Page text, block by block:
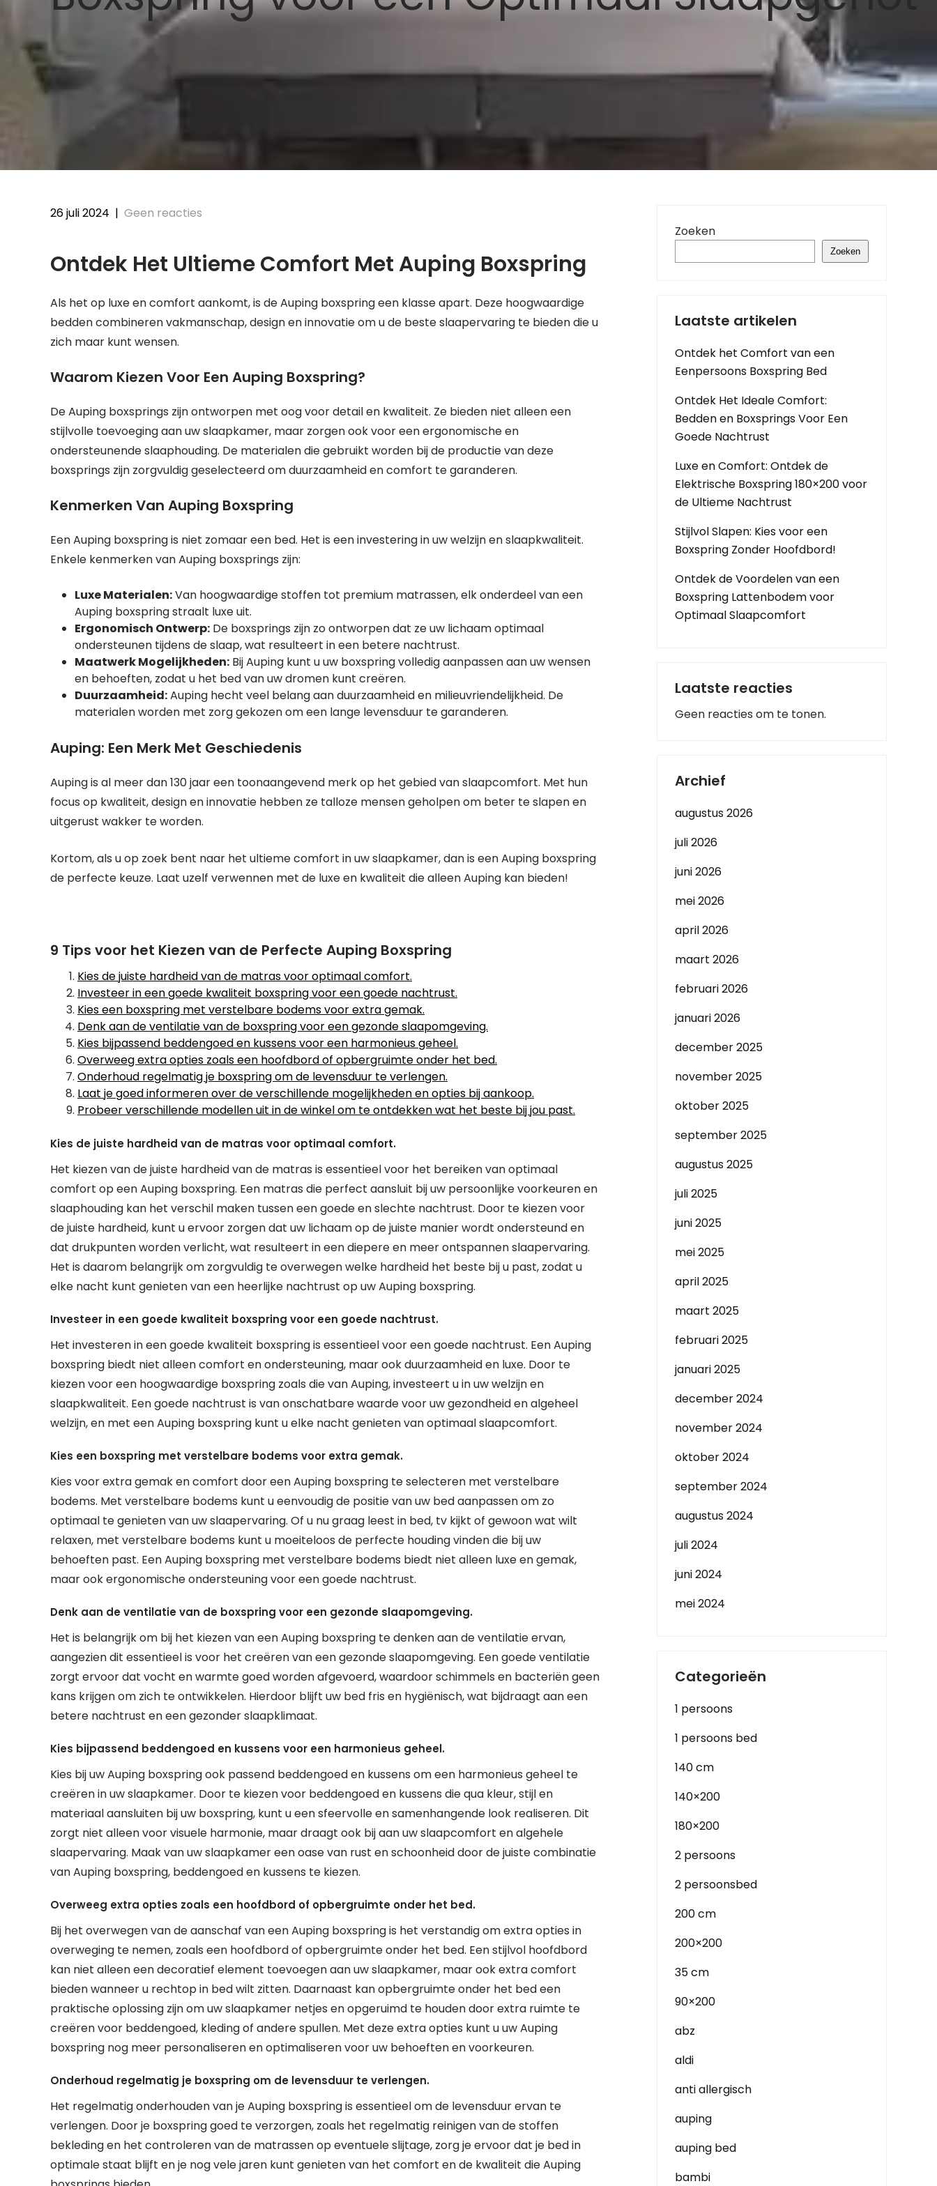
26 juli 2024 | Geen reacties
Ontdek Het Ultieme Comfort Met Auping Boxspring
Als het op luxe en comfort aankomt, is de Auping boxspring een klasse apart. Deze hoogwaardige
bedden combineren vakmanschap, design en innovatie om u de beste slaapervaring te bieden die u
zich maar kunt wensen.
Waarom Kiezen Voor Een Auping Boxspring?
De Auping boxsprings zijn ontworpen met oog voor detail en kwaliteit. Ze bieden niet alleen een
stijlvolle toevoeging aan uw slaapkamer, maar zorgen ook voor een ergonomische en
ondersteunende slaaphouding. De materialen die gebruikt worden bij de productie van deze
boxsprings zijn zorgvuldig geselecteerd om duurzaamheid en comfort te garanderen.
Kenmerken Van Auping Boxspring
Een Auping boxspring is niet zomaar een bed. Het is een investering in uw welzijn en slaapkwaliteit.
Enkele kenmerken van Auping boxsprings zijn:
Luxe Materialen:Van hoogwaardige stoffen tot premium matrassen, elk onderdeel van een
Auping boxspring straalt luxe uit.
Ergonomisch Ontwerp: De boxsprings zijn zo ontworpen dat ze uw lichaam optimaal
ondersteunen tijdens de slaap, wat resulteert in een betere nachtrust.
Maatwerk Mogelijkheden: Bij Auping kunt u uw boxspring volledig aanpassen aan uw wensen
en behoeften, zodat u het bed van uw dromen kunt creëren.
Duurzaamheid:Auping hecht veel belang aan duurzaamheid en milieuvriendelijkheid. De
materialen worden met zorg gekozen om een lange levensduur te garanderen.
Auping: Een Merk Met Geschiedenis
Auping is al meer dan 130 jaar een toonaangevend merk op het gebied van slaapcomfort. Met hun
focus op kwaliteit, design en innovatie hebben ze talloze mensen geholpen om beter te slapen en
uitgerust wakker te worden.
Kortom, als u op zoek bent naar het ultieme comfort in uw slaapkamer, dan is een Auping boxspring
de perfecte keuze. Laat uzelf verwennen met de luxe en kwaliteit die alleen Auping kan bieden!
9 Tips voor het Kiezen van de Perfecte Auping Boxspring
Kies de juiste hardheid van de matras voor optimaal comfort.
Investeer in een goede kwaliteit boxspring voor een goede nachtrust.
Kies een boxspring met verstelbare bodems voor extra gemak.
Denk aan de ventilatie van de boxspring voor een gezonde slaapomgeving.
Kies bijpassend beddengoed en kussens voor een harmonieus geheel.
Overweeg extra opties zoals een hoofdbord of opbergruimte onder het bed.
Onderhoud regelmatig je boxspring om de levensduur te verlengen.
Laat je goed informeren over de verschillende mogelijkheden en opties bij aankoop.
Probeer verschillende modellen uit in de winkel om te ontdekken wat het beste bij jou past.
Kies de juiste hardheid van de matras voor optimaal comfort.
Het kiezen van de juiste hardheid van de matras is essentieel voor het bereiken van optimaal
comfort op een Auping boxspring. Een matras die perfect aansluit bij uw persoonlijke voorkeuren en
slaaphouding kan het verschil maken tussen een goede en slechte nachtrust. Door te kiezen voor
de juiste hardheid, kunt u ervoor zorgen dat uw lichaam op de juiste manier wordt ondersteund en
dat drukpunten worden verlicht, wat resulteert in een diepere en meer ontspannen slaapervaring.
Het is daarom belangrijk om zorgvuldig te overwegen welke hardheid het beste bij u past, zodat u
elke nacht kunt genieten van een heerlijke nachtrust op uw Auping boxspring.
Investeer in een goede kwaliteit boxspring voor een goede nachtrust.
Het investeren in een goede kwaliteit boxspring is essentieel voor een goede nachtrust. Een Auping
boxspring biedt niet alleen comfort en ondersteuning, maar ook duurzaamheid en luxe. Door te
kiezen voor een hoogwaardige boxspring zoals die van Auping, investeert u in uw welzijn en
slaapkwaliteit. Een goede nachtrust is van onschatbare waarde voor uw gezondheid en algeheel
welzijn, en met een Auping boxspring kunt u elke nacht genieten van optimaal slaapcomfort.
Kies een boxspring met verstelbare bodems voor extra gemak.
Kies voor extra gemak en comfort door een Auping boxspring te selecteren met verstelbare
bodems. Met verstelbare bodems kunt u eenvoudig de positie van uw bed aanpassen om zo
optimaal te genieten van uw slaapervaring. Of u nu graag leest in bed, tv kijkt of gewoon wat wilt
relaxen, met verstelbare bodems kunt u moeiteloos de perfecte houding vinden die bij uw
behoeften past. Een Auping boxspring met verstelbare bodems biedt niet alleen luxe en gemak,
maar ook ergonomische ondersteuning voor een goede nachtrust.
Denk aan de ventilatie van de boxspring voor een gezonde slaapomgeving.
Het is belangrijk om bij het kiezen van een Auping boxspring te denken aan de ventilatie ervan,
aangezien dit essentieel is voor het creëren van een gezonde slaapomgeving. Een goede ventilatie
zorgt ervoor dat vocht en warmte goed worden afgevoerd, waardoor schimmels en bacteriën geen
kans krijgen om zich te ontwikkelen. Hierdoor blijft uw bed fris en hygiënisch, wat bijdraagt aan een
betere nachtrust en een gezonder slaapklimaat.
Kies bijpassend beddengoed en kussens voor een harmonieus geheel.
Kies bij uw Auping boxspring ook passend beddengoed en kussens om een harmonieus geheel te
creëren in uw slaapkamer. Door te kiezen voor beddengoed en kussens die qua kleur, stijl en
materiaal aansluiten bij uw boxspring, kunt u een sfeervolle en samenhangende look realiseren. Dit
zorgt niet alleen voor visuele harmonie, maar draagt ook bij aan uw slaapcomfort en algehele
slaapervaring. Maak van uw slaapkamer een oase van rust en schoonheid door de juiste combinatie
van Auping boxspring, beddengoed en kussens te kiezen.
Overweeg extra opties zoals een hoofdbord of opbergruimte onder het bed.
Bij het overwegen van de aanschaf van een Auping boxspring is het verstandig om extra opties in
overweging te nemen, zoals een hoofdbord of opbergruimte onder het bed. Een stijlvol hoofdbord
kan niet alleen een decoratief element toevoegen aan uw slaapkamer, maar ook extra comfort
bieden wanneer u rechtop in bed wilt zitten. Daarnaast kan opbergruimte onder het bed een
praktische oplossing zijn om uw slaapkamer netjes en opgeruimd te houden door extra ruimte te
creëren voor beddengoed, kleding of andere spullen. Met deze extra opties kunt u uw Auping
boxspring nog meer personaliseren en optimaliseren voor uw behoeften en voorkeuren.
Onderhoud regelmatig je boxspring om de levensduur te verlengen.
Het regelmatig onderhouden van je Auping boxspring is essentieel om de levensduur ervan te
verlengen. Door je boxspring goed te verzorgen, zoals het regelmatig reinigen van de stoffen
bekleding en het controleren van de matrassen op eventuele slijtage, zorg je ervoor dat je bed in
optimale staat blijft en je nog vele jaren kunt genieten van het comfort en de kwaliteit die Auping
Zoeken
Zoeken
Laatste artikelen
Ontdek het Comfort van een
Eenpersoons Boxspring Bed
Ontdek Het Ideale Comfort:
Bedden en Boxsprings Voor Een
Goede Nachtrust
Luxe en Comfort: Ontdek de
Elektrische Boxspring 180×200 voor
de Ultieme Nachtrust
Stijlvol Slapen: Kies voor een
Boxspring Zonder Hoofdbord!
Ontdek de Voordelen van een
Boxspring Lattenbodem voor
Optimaal Slaapcomfort
Laatste reacties
Geen reacties om te tonen.
Archief
augustus 2026
juli 2026
juni 2026
mei 2026
april 2026
maart 2026
februari 2026
januari 2026
december 2025
november 2025
oktober 2025
september 2025
augustus 2025
juli 2025
juni 2025
mei 2025
april 2025
maart 2025
februari 2025
januari 2025
december 2024
november 2024
oktober 2024
september 2024
augustus 2024
juli 2024
juni 2024
mei 2024
Categorieën
1 persoons
1 persoons bed
140 cm
140×200
180×200
2 persoons
2 persoonsbed
200 cm
200×200
35 cm
90×200
abz
aldi
anti allergisch
auping
auping bed
bambi